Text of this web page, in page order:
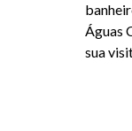
Águas
sua